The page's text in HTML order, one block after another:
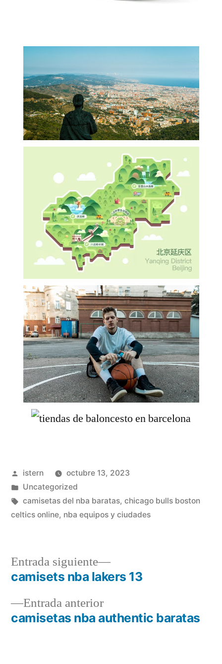
Publicado
por
istern
octubre 13, 2023
Publicado
en
Uncategorized
Etiquetas:
camisetas del nba baratas, chicago bulls boston
celtics online, nba equipos y ciudades
Navegación
deEntrada anteriorEntrada
anterior:
camisetas nba authentic baratas
Entrada siguiente
Entrada
siguiente:
camisets nba lakers 13